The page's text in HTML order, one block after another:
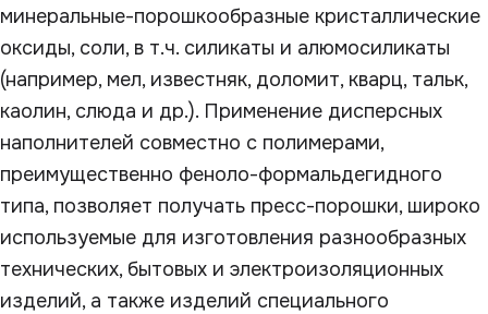
минеральные-порошкообразные кристаллические
оксиды, соли, в т.ч. силикаты и алюмосиликаты
(например, мел, известняк, доломит, кварц, тальк,
каолин, слюда и др.). Применение дисперсных
наполнителей совместно с полимерами,
преимущественно феноло-формальдегидного
типа, позволяет получать пресс-порошки, широко
используемые для изготовления разнообразных
технических, бытовых и электроизоляционных
изделий, а также изделий специального